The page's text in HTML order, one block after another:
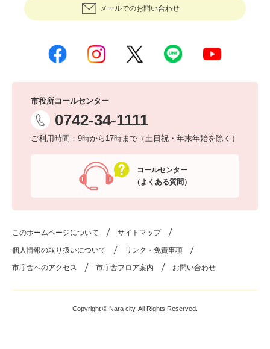
メールでのお問い合わせ
市役所コールセンター
0742-34-1111
ご利用時間：9時から17時まで（土日祝・年末年始を除く）
コールセンター
（よくある質問）
このホームページについて サイトマップ
個人情報の取り扱いについて リンク・免責事項
市庁舎へのアクセス 市庁舎フロア案内 お問い合わせ
Copyright © Nara city. All Rights Reserved.